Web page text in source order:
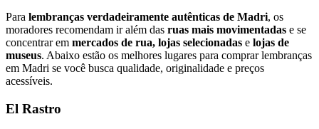
Para lembranças verdadeiramente autênticas de Madri, os
moradores recomendam ir além das ruas mais movimentadas e se
concentrar em mercados de rua, lojas selecionadas e lojas de
museus. Abaixo estão os melhores lugares para comprar lembranças
em Madri se você busca qualidade, originalidade e preços
acessíveis.
El Rastro